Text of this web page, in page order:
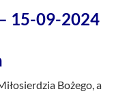
15-09-2024
Bożego, a